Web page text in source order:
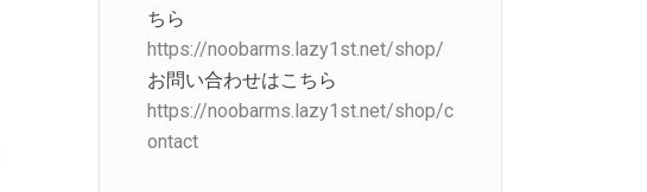
ちら
https://noobarms.lazy1st.net/shop/
お問い合わせはこちら
https://noobarms.lazy1st.net/shop/c
ontact